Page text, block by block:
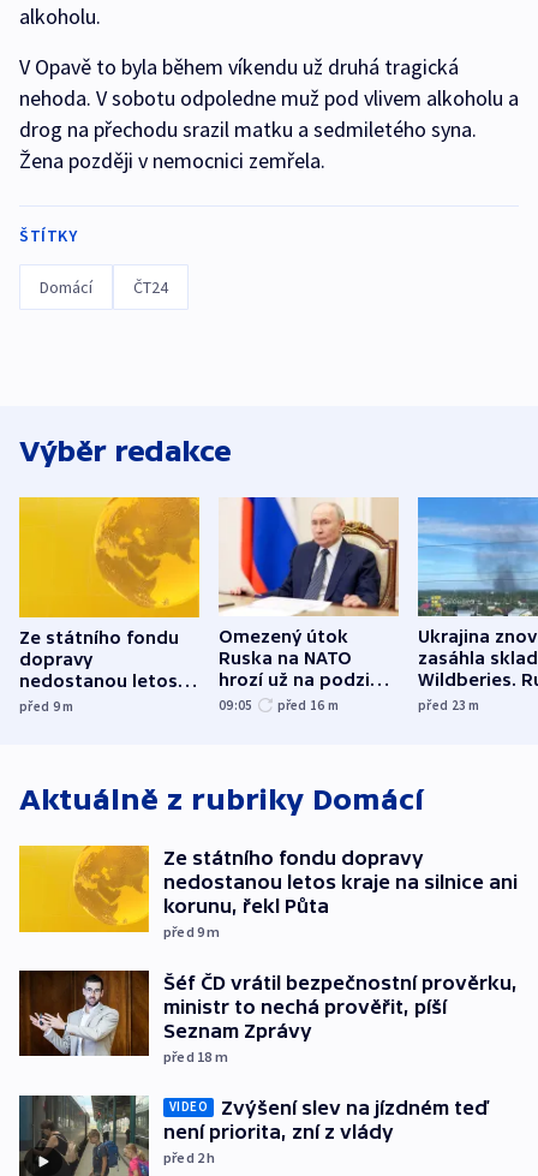
alkoholu.
V Opavě to byla během víkendu už druhá tragická
nehoda. V sobotu odpoledne muž pod vlivem alkoholu a
drog na přechodu srazil matku a sedmiletého syna.
Žena později v nemocnici zemřela.
ŠTÍTKY
Domácí ČT24
Výběr redakce
Ze státního fondu
dopravy
nedostanou letos
kraje na silnice ani
před 9m
Omezený útok
Ruska na NATO
hrozí už na podzim,
varují tajné služby
09:05 před 16 m
Ukrajina
zasáhla
Wildberies.
útočili v
před 23m
Aktuálně z rubriky Domácí
Ze státního fondu dopravy
nedostanou letos kraje na silnice ani
korunu, řekl Půta
před 9m
Šéf ČD vrátil bezpečnostní prověrku,
ministr to nechá prověřit, píší
Seznam Zprávy
před 18 m
VIDEO
Zvýšení slev na jízdném teď
není priorita, zní z vlády
před 2h